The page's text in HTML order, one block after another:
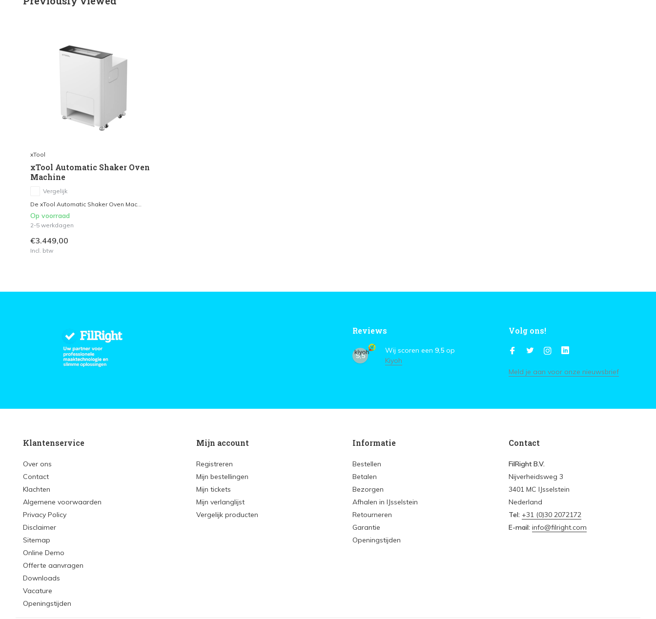
xTool
xTool Automatic Shaker Oven
Machine
Vergelijk
De xTool Automatic Shaker Oven Mac...
Op voorraad
2-5 werkdagen
€3.449,00
Incl. btw
Reviews
9,5
Wij scoren een 9,5 op
Kiyoh
Volg ons!
Meld je aan voor onze nieuwsbrief
Klantenservice
Over ons
Contact
Klachten
Algemene voorwaarden
Privacy Policy
Disclaimer
Sitemap
Online Demo
Offerte aanvragen
Downloads
Vacature
Openingstijden
Mijn account
Registreren
Mijn bestellingen
Mijn tickets
Mijn verlanglijst
Vergelijk producten
Informatie
Bestellen
Betalen
Bezorgen
Afhalen in IJsselstein
Retourneren
Garantie
Openingstijden
Contact
FilRight B.V.
Nijverheidsweg 3
3401 MC IJsselstein
Nederland
Tel: +31 (0)30 2072172
E-mail: info@filright.com